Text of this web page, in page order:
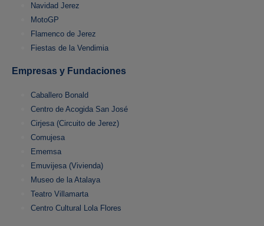
Navidad Jerez
MotoGP
Flamenco de Jerez
Fiestas de la Vendimia
Empresas y Fundaciones
Caballero Bonald
Centro de Acogida San José
Cirjesa (Circuito de Jerez)
Comujesa
Ememsa
Emuvijesa (Vivienda)
Museo de la Atalaya
Teatro Villamarta
Centro Cultural Lola Flores